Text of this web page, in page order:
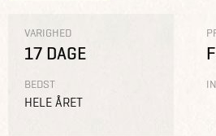
VARIGHED
17 DAGE
BEDST
HELE ÅRET